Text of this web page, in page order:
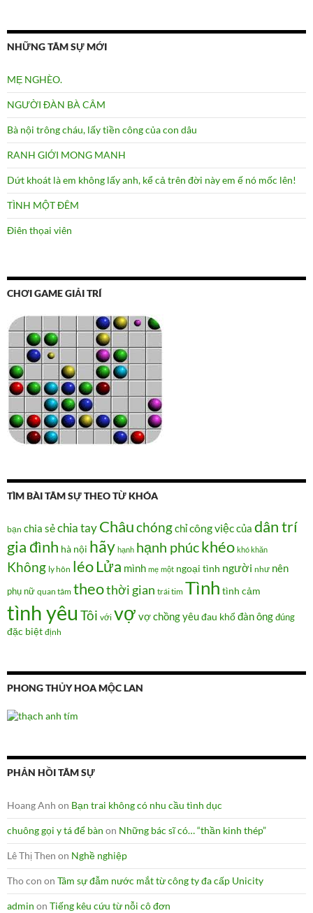
NHỮNG TÂM SỰ MỚI
MẸ NGHÈO.
NGƯỜI ĐÀN BÀ CÂM
Bà nội trông cháu, lấy tiền công của con dâu
RANH GIỚI MONG MANH
Dứt khoát là em không lấy anh, kể cả trên đời này em ế nó mốc lên!
TÌNH MỘT ĐÊM
Điên thọai viên
CHƠI GAME GIẢI TRÍ
TÌM BÀI TÂM SỰ THEO TỪ KHÓA
bạn chia sẻchia tay Châuchóngchỉcông việccủa dân trí
gia đình hà nội hãy hạnh hạnh phúckhéo khó khăn
Không ly hôn léoLửa mình mẹ một ngoại tình người như nên
phụ nữ quan tâm theothời gian trái tim Tình tình cảm
tình yêu Tôi với vợ vợ chồngyêuđau khổđàn ôngđúng
đặc biệt định
PHONG THỦY HOA MỘC LAN
PHẢN HỒI TÂM SỰ
Hoang Anh on Bạn trai không có nhu cầu tình dục
chuông gọi y tá để bàn on Những bác sĩ có… “thần kinh thép”
Lê Thị Then on Nghề nghiệp
Tho con on Tâm sự đẫm nước mắt từ công ty đa cấp Unicity
admin on Tiếng kêu cứu từ nỗi cô đơn